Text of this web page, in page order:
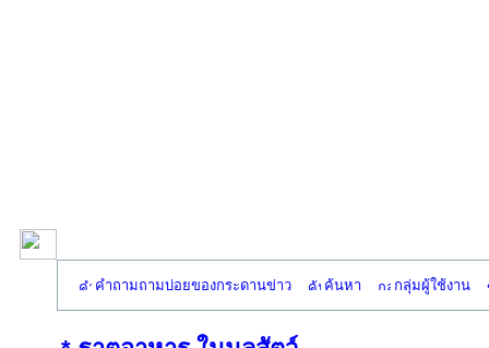
คำถามถามบ่อยของกระดานข่าว ค้นหา กลุ่มผู้ใช้งาน